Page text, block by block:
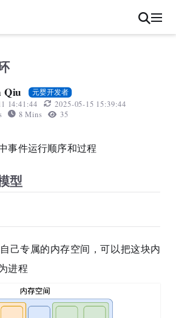
Qiu 元婴开发者
14:41:44 2025-05-15 15:39:44
8 Mins 35
事件运行顺序和过程
型
己专属的内存空间，可以把这块内
进程